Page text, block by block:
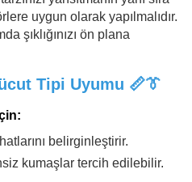
uygun olarak yapılmalıdır.
şıklığınızı ön plana
Tipi Uyumu 📏👔
belirginleştirir.
kumaşlar tercih edilebilir.